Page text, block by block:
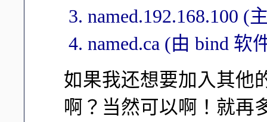
named.192.168.100 (
named.ca (由 bind 软
如果我还想要加入其他
啊？当然可以啊！就再